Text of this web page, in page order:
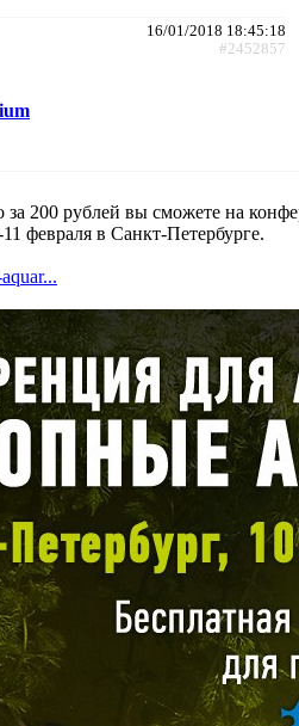
16/01/2018 18:45:18
#2452857
за 200 рублей вы сможете на
февраля в Санкт-Петербурге.